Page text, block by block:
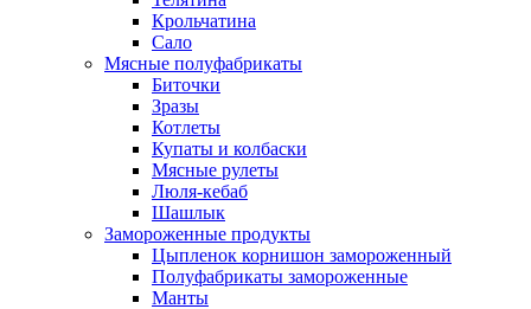
Крольчатина
Сало
Мясные полуфабрикаты
Биточки
Зразы
Котлеты
Купаты и колбаски
Мясные рулеты
Люля-кебаб
Шашлык
Замороженные продукты
Цыпленок корнишон замороженный
Полуфабрикаты замороженные
Манты